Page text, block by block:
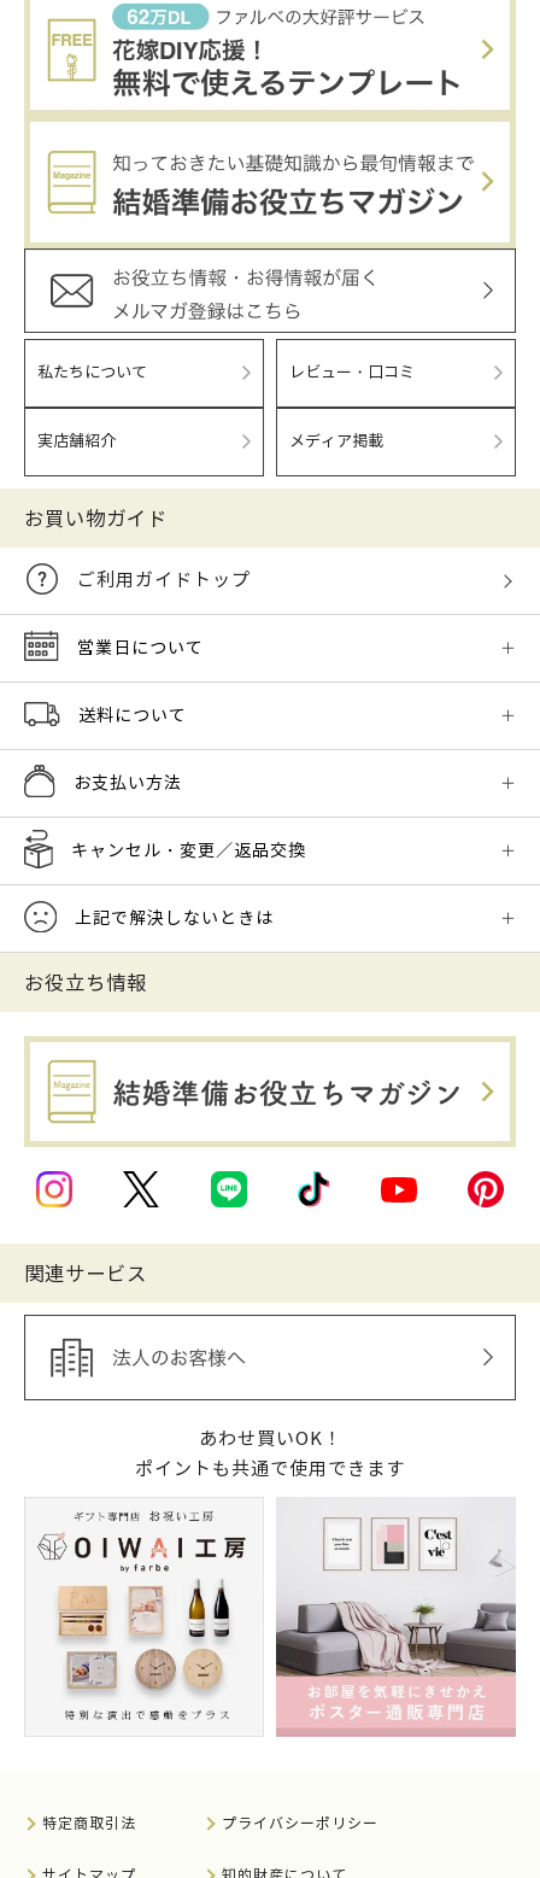
私たちについて レビュー・口コミ
実店舗紹介 メディア掲載
お買い物ガイド
ご利用ガイドトップ
営業日について
送料について
お支払い方法
キャンセル・変更／返品交換
上記で解決しないときは
お役立ち情報
関連サービス
あわせ買いOK！
ポイントも共通で使用できます
特定商取引法 プライバシーポリシー